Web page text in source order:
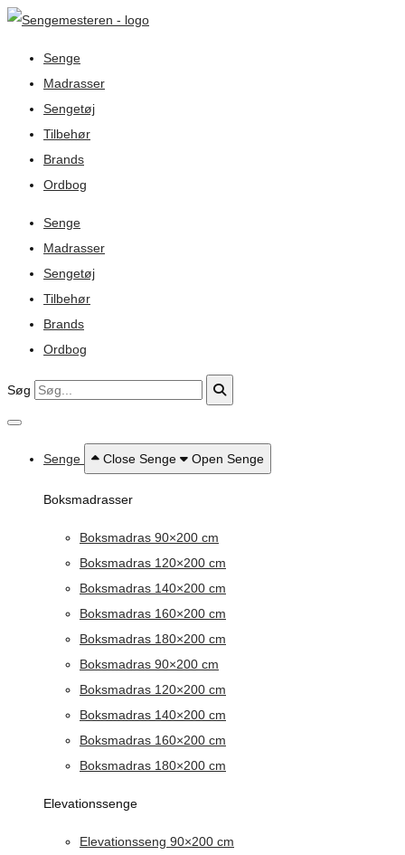
Senge
Madrasser
Sengetøj
Tilbehør
Brands
Ordbog
Senge
Madrasser
Sengetøj
Tilbehør
Brands
Ordbog
Søg
Senge Close Senge Open Senge
Boksmadrasser
Boksmadras 90×200 cm
Boksmadras 120×200 cm
Boksmadras 140×200 cm
Boksmadras 160×200 cm
Boksmadras 180×200 cm
Boksmadras 90×200 cm
Boksmadras 120×200 cm
Boksmadras 140×200 cm
Boksmadras 160×200 cm
Boksmadras 180×200 cm
Elevationssenge
Elevationsseng 90×200 cm